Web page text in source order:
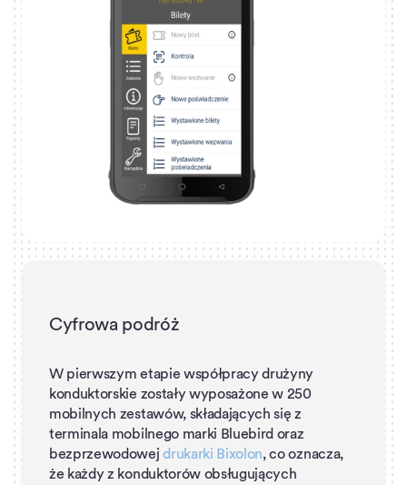
Cyfrowa podróż
W pierwszym etapie współpracy drużyny
konduktorskie zostały wyposażone w 250
mobilnych zestawów, składających się z
terminala mobilnego marki Bluebird oraz
bezprzewodowejdrukarki Bixolon, co oznacza,
że każdy z konduktorów obsługujących